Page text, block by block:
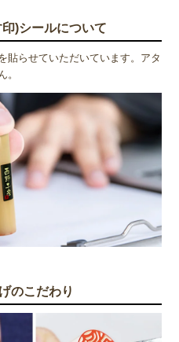
)シールについて
貼らせていただいています。アタ
。
のこだわり